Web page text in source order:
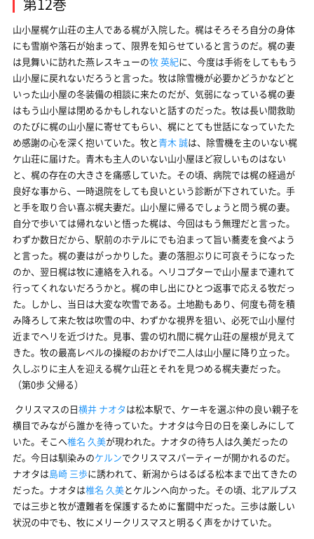
山小屋梶ケ山荘の主人である梶が入院した。梶はそろそろ自分の身体
にも雪崩や落石が始まって、限界を知らせていると言うのだ。梶の妻
は見舞いに訪れた燕レスキューの牧 英紀に、今度は手術をしてももう
山小屋に戻れないだろうと言った。牧は除雪機が必要かどうかなどと
いった山小屋の冬装備の相談に来たのだが、気弱になっている梶の妻
はもう山小屋は閉めるかもしれないと話すのだった。牧は長い間救助
のたびに梶の山小屋に寄せてもらい、梶にとても世話になっていたた
め感謝の心を深く抱いていた。牧と青木 誠は、除雪機を主のいない梶
ケ山荘に届けた。青木も主人のいない山小屋ほど寂しいものはない
と、梶の存在の大きさを痛感していた。その頃、病院では梶の経過が
良好な事から、一時退院をしても良いという診断が下されていた。手
と手を取り合い喜ぶ梶夫妻だ。山小屋に帰るでしょうと問う梶の妻。
自分で歩いては帰れないと悟った梶は、今回はもう無理だと言った。
わずか数日だから、駅前のホテルにでも泊まって旨い蕎麦を食べよう
と言った。梶の妻はがっかりした。妻の落胆ぶりに可哀そうになった
のか、翌日梶は牧に連絡を入れる。ヘリコプターで山小屋まで連れて
行ってくれないだろうかと。梶の申し出にひとつ返事で応える牧だっ
た。しかし、当日は大変な吹雪である。土地勘もあり、何度も荷を積
み降ろして来た牧は吹雪の中、わずかな視界を狙い、必死で山小屋付
近までヘリを近づけた。見事、雲の切れ間に梶ケ山荘の屋根が見えて
きた。牧の最高レベルの操縦のおかげで二人は山小屋に降り立った。
久しぶりに主人を迎える梶ケ山荘とそれを見つめる梶夫妻だった。
（第0歩 父帰る）
クリスマスの日横井 ナオタは松本駅で、ケーキを選ぶ仲の良い親子を
横目でみながら誰かを待っていた。ナオタは今日の日を楽しみにして
いた。そこへ椎名 久美が現われた。ナオタの待ち人は久美だったの
だ。今日は馴染みのケルンでクリスマスパーティーが開かれるのだ。
ナオタは島崎 三歩に誘われて、新潟からはるばる松本まで出てきたの
だった。ナオタは椎名 久美とケルンへ向かった。その頃、北アルプス
では三歩と牧が遭難者を保護するために奮闘中だった。三歩は厳しい
状況の中でも、牧にメリークリスマスと明るく声をかけていた。